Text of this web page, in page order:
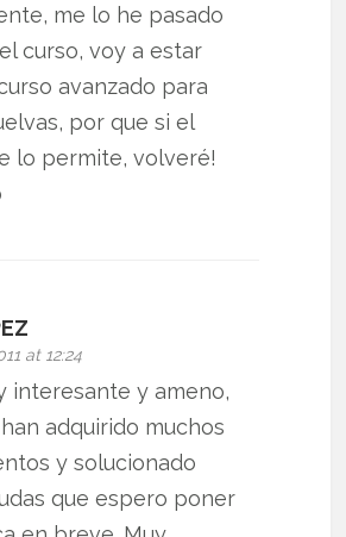
me lo he pasado
curso, voy a estar
avanzado para
por que si el
lo permite, volveré!
at 12:24
interesante y ameno,
adquirido muchos
y solucionado
que espero poner